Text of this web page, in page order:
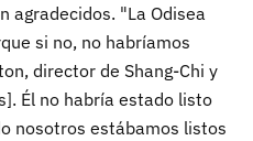
agradecidos. "La Odisea
si no, no habríamos
director de Shang-Chi y
Él no habría estado listo
nosotros estábamos listos